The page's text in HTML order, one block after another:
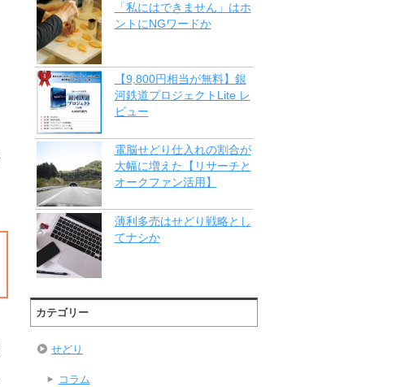
「私にはできません」はホ
ントにNGワードか
【9,800円相当が無料】銀
河鉄道プロジェクトLite レ
ビュー
電脳せどり仕入れの割合が
大幅に増えた【リサーチと
オークファン活用】
薄利多売はせどり戦略とし
てナシか
カテゴリー
せどり
コラム